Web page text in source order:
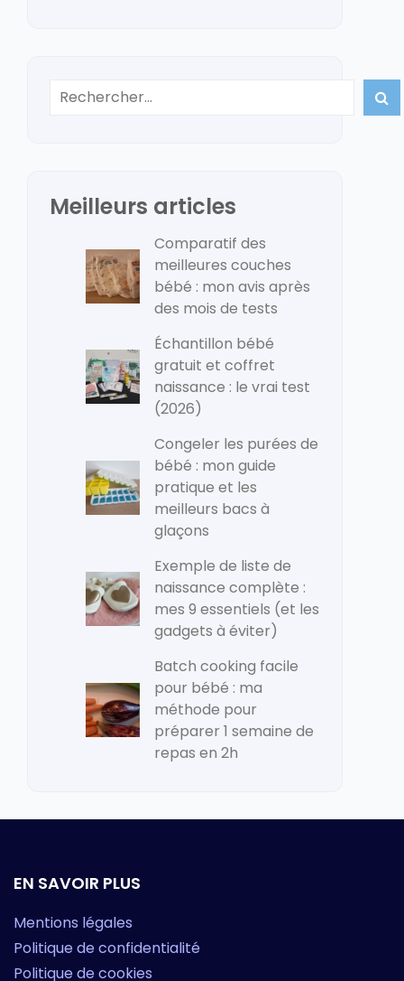

Meilleurs articles
Comparatif des
meilleures couches
bébé : mon avis après
des mois de tests
Échantillon bébé
gratuit et coffret
naissance : le vrai test
(2026)
Congeler les purées de
bébé : mon guide
pratique et les
meilleurs bacs à
glaçons
Exemple de liste de
naissance complète :
mes 9 essentiels (et les
gadgets à éviter)
Batch cooking facile
pour bébé : ma
méthode pour
préparer 1 semaine de
repas en 2h
EN SAVOIR PLUS
Mentions légales
Politique de confidentialité
Politique de cookies